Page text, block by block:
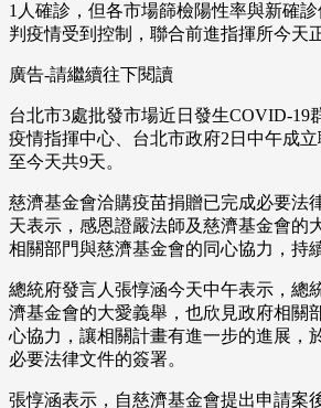
1人確診，但各市場篩檢陽性率與新確
判疫情受到控制，聯合前進指揮所今天
廣告-請繼續往下閱讀
台北市3處批發市場近日發生COVID-19
疫情指揮中心、台北市政府2日中午成
至今天共9天。
慈濟基金會洽購疫苗捐贈已完成必要法
天表示，感恩證嚴法師及慈濟基金會的
相關部門與慈濟基金會的同心協力，持
總統府發言人張惇涵今天中午表示，總
濟基金會的大愛義舉，也欣見政府相關
心協力，讓相關計畫有進一步的進展，
必要法律文件的簽署。
張惇涵表示，自慈濟基金會提出申請案